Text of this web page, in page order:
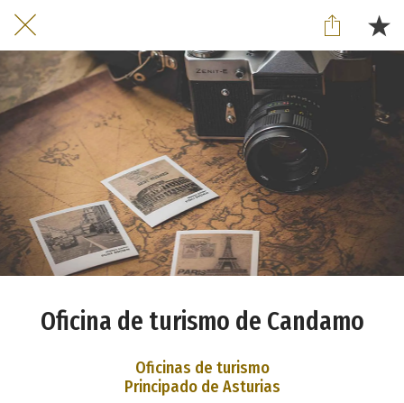
Oficina de turismo de Candamo
Oficinas de turismo
Principado de Asturias